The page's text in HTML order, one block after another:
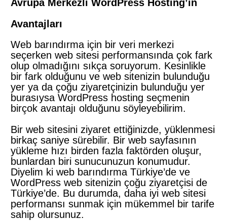
Avrupa Merkezli WordPress Hosting’in
Avantajları
Web barındırma için bir veri merkezi
seçerken web sitesi performansında çok fark
olup olmadığını sıkça soruyorum. Kesinlikle
bir fark olduğunu ve web sitenizin bulunduğu
yer ya da çoğu ziyaretçinizin bulunduğu yer
burasıysa WordPress hosting seçmenin
birçok avantajı olduğunu söyleyebilirim.
Bir web sitesini ziyaret ettiğinizde, yüklenmesi
birkaç saniye sürebilir. Bir web sayfasının
yükleme hızı birden fazla faktörden oluşur,
bunlardan biri sunucunuzun konumudur.
Diyelim ki web barındırma Türkiye’de ve
WordPress web sitenizin çoğu ziyaretçisi de
Türkiye’de. Bu durumda, daha iyi web sitesi
performansı sunmak için mükemmel bir tarife
sahip olursunuz.